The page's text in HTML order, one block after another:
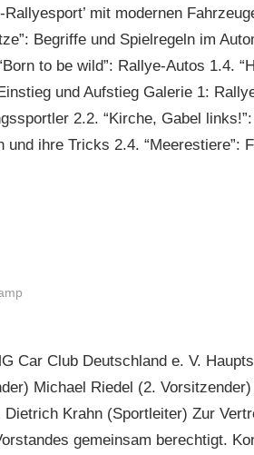
Rallyesport’ mit modernen
Begriffe und Spielregeln im
to be wild”: Rallye-Autos 1.4.
und Aufstieg Galerie 1:
2.2. “Kirche, Gabel
und ihre Tricks 2.4. “Meerestiere”:
Car Club Deutschland e. V.
Michael Riedel (2.
Krahn (Sportleiter) Zur
gemeinsam berechtigt.